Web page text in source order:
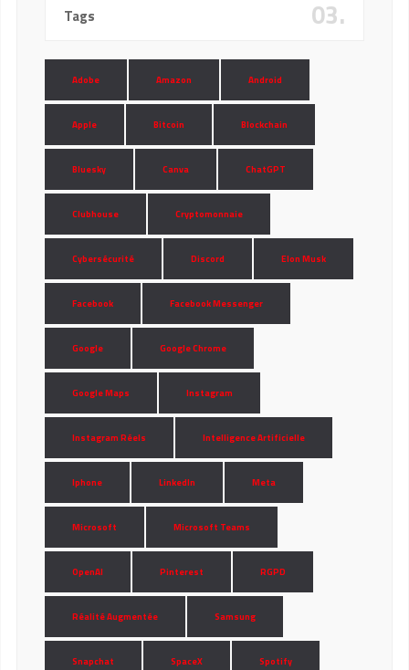
Tags 03.
Adobe Amazon Android
Apple Bitcoin Blockchain
Bluesky Canva ChatGPT
Clubhouse Cryptomonnaie
Cybersécurité Discord Elon Musk
Facebook Facebook Messenger
Google Google Chrome
Google Maps Instagram
Instagram Réels Intelligence Artificielle
Iphone LinkedIn Meta
Microsoft Microsoft Teams
OpenAI Pinterest RGPD
Réalité Augmentée Samsung
Snapchat SpaceX Spotify